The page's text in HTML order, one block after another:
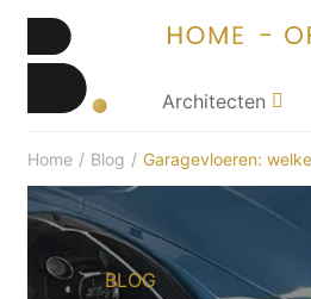
Architecten
Home / Blog / Garagevloeren:
BLOG